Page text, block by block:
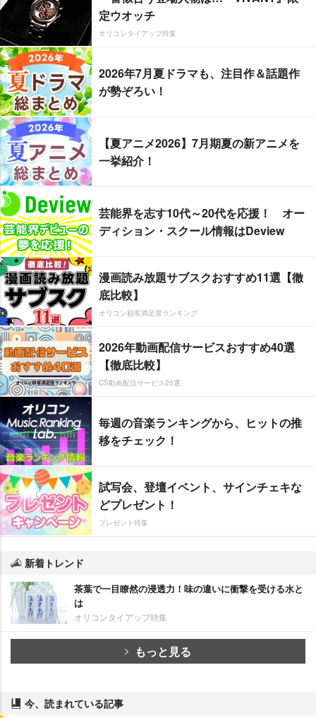
定ウオッチ
オリコンタイアップ特集
2026年7月夏ドラマも、注目作＆話題作
が勢ぞろい！
【夏アニメ2026】7月期夏の新アニメを
一挙紹介！
芸能界を志す10代～20代を応援！ オー
ディション・スクール情報はDeview
漫画読み放題サブスクおすすめ11選【徹
底比較】
オリコン顧客満足度ランキング
2026年動画配信サービスおすすめ40選
【徹底比較】
CS動画配信サービス20選
毎週の音楽ランキングから、ヒットの推
移をチェック！
試写会、登壇イベント、サインチェキな
どプレゼント！
プレゼント特集
新着トレンド
茶葉で一目瞭然の浸透力！味の違いに衝撃を受ける水と
は
オリコンタイアップ特集
もっと見る
今、読まれている記事